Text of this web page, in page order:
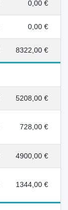
0,00 €
0,00 €
8322,00 €
5208,00 €
728,00 €
4900,00 €
1344,00 €